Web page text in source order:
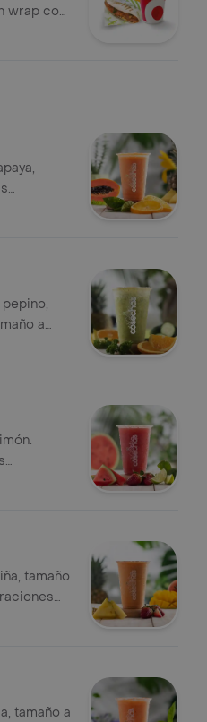
wrap con
a
se
tamaño
por lo
tamaño a